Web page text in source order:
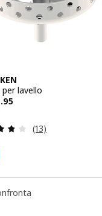
per lavello
.95 CHF
Recensione:
(13)